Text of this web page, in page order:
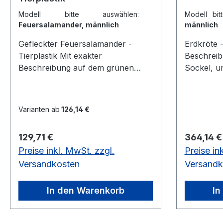
Modell bitte auswählen:
Feuersalamander, männlich
Gefleckter Feuersalamander -
Tierplastik Mit exakter
Beschreibung auf dem grünen
Salamandra s. salamandra Höhe
Gewicht 0,2 kg Gefleckter
Feuersalamander, Weibchen,
Salamandra s. salamandra Höhe
Gewicht 0,2 kgaus SOMSO-Plast®
Varianten ab 126,14 €
Regulärer Preis:
129,71 €
Preise inkl. MwSt. zzgl.
Versandkosten
In den Warenkorb
Modell
männlich
Erdkröte -
Sockel,
cm,
Gewicht
Regulärer
364,14 €
Preise
In